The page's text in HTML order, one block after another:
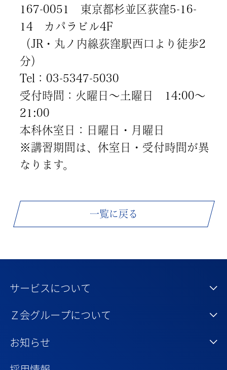
167-0051 東京都杉並区荻窪5-16-
14 カパラビル4F
（JR・丸ノ内線荻窪駅西口より徒歩2
分）
Tel：03-5347-5030
受付時間：火曜日～土曜日 14:00～
21:00
本科休室日：日曜日・月曜日
※講習期間は、休室日・受付時間が異
なります。
一覧に戻る
サービスについて
Ｚ会グループについて
お知らせ